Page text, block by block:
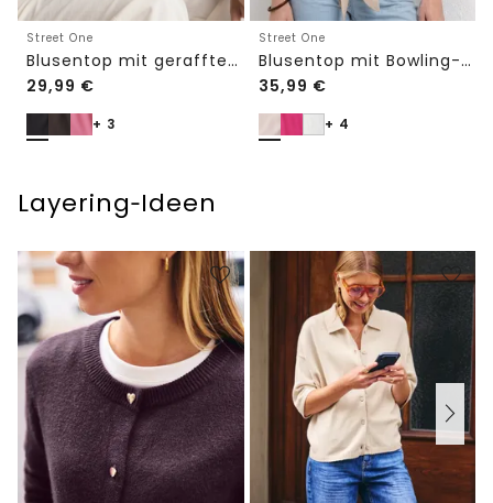
Street One
Blusentop mit gerafftem Rundhals
29,99 €
+ 3
Street One
Blusentop mit Bowling-Kragen und Knoten
35,99 €
+ 4
Layering‑Ideen